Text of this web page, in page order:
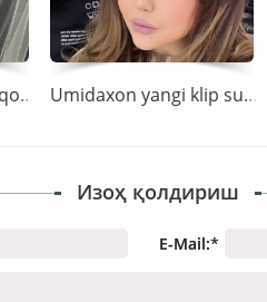
Umidaxondan yangi qo\'shiq kutyapsizmi? Umidaxon yangi klip suratga oldirdi
Изоҳ қолдириш
E-Mail:*